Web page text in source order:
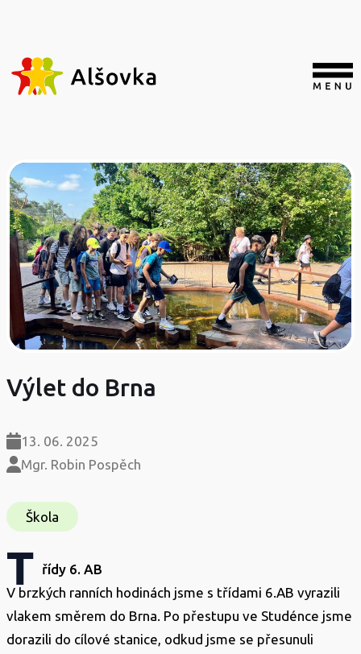
Výlet do Brna
13. 06. 2025
Mgr. Robin Pospěch
Škola
T
řídy 6. AB
V brzkých ranních hodinách jsme s třídami 6.AB vyrazili
vlakem směrem do Brna. Po přestupu ve Studénce jsme
dorazili do cílové stanice, odkud jsme se přesunuli